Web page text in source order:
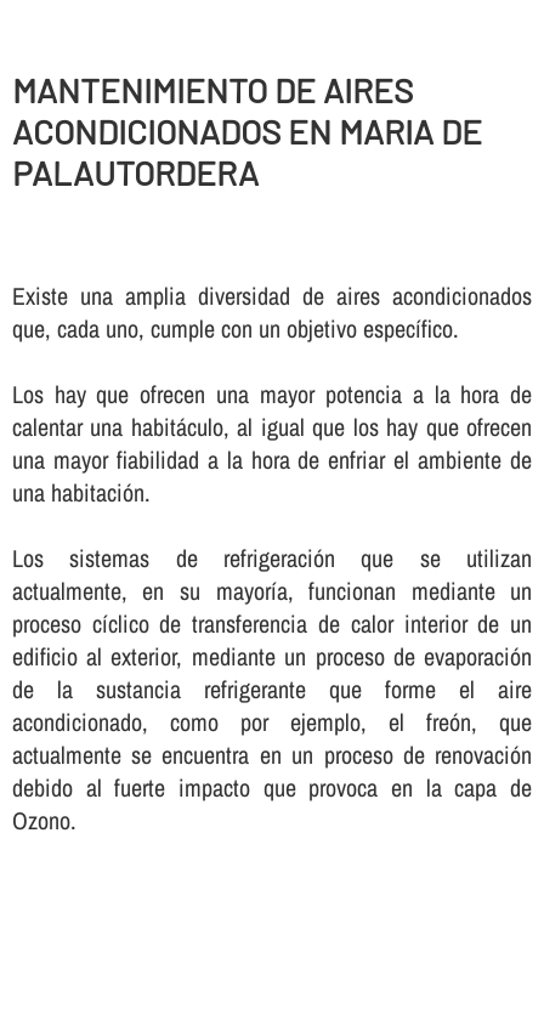
MANTENIMIENTO DE AIRES
ACONDICIONADOS EN MARIA DE
PALAUTORDERA
Existe una amplia diversidad de aires acondicionados
que, cada uno, cumple con un objetivo especí­fico.
Los hay que ofrecen una mayor potencia a la hora de
calentar una habitáculo, al igual que los hay que ofrecen
una mayor fiabilidad a la hora de enfriar el ambiente de
una habitación.
Los sistemas de refrigeración que se utilizan
actualmente, en su mayorí­a, funcionan mediante un
proceso cí­clico de transferencia de calor interior de un
edificio al exterior, mediante un proceso de evaporación
de la sustancia refrigerante que forme el aire
acondicionado, como por ejemplo, el freón, que
actualmente se encuentra en un proceso de renovación
debido al fuerte impacto que provoca en la capa de
Ozono.